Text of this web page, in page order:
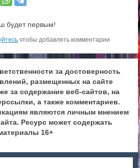
будет первым!
чтобы добавлять комментарии
за достоверность
размещенных на сайте
за содержание веб-сайтов, на
а также комментариев.
являются личным мнением
Ресурс может содержать
16+